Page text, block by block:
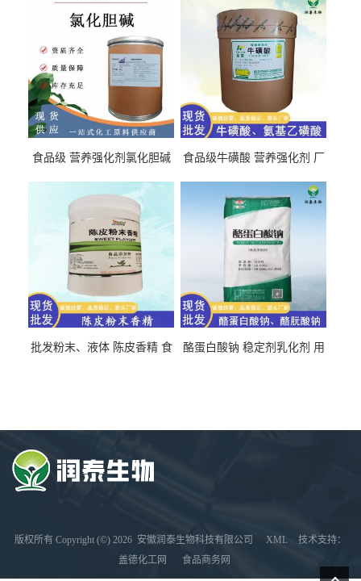
食品级 营养强化剂氯化胆碱
食品级牛磺酸 营养强化剂 厂
批发粉末、液体 陈皮香精 食
酪蛋白酸钠 稳定剂乳化剂 用
版权所有 Copyright (©) 2026 安徽润泰生物科技有限公司 XML
技术支持：
盖德化工网
食品商务网